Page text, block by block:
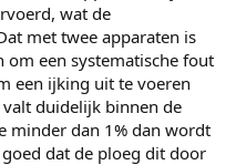
wat de
met twee apparaten is
om een systematische fout
een ijking uit te voeren
duidelijk binnen de
minder dan 1% dan wordt
dat de ploeg dit door